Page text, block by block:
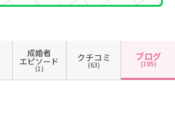
成婚者
エピソード
(1)
クチコミ
(63)
ブログ
(105)